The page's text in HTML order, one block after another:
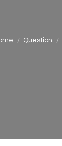
Question